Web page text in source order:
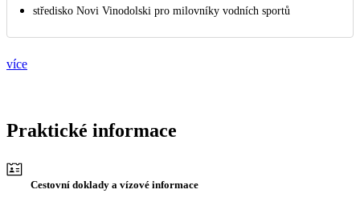
středisko Novi Vinodolski pro milovníky vodních sportů
více
Praktické informace
Cestovní doklady a vízové informace